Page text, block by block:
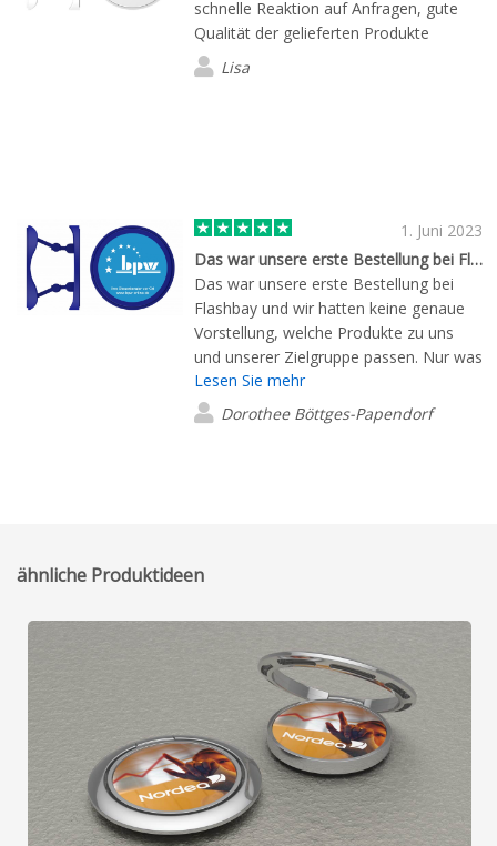
schnelle Reaktion auf Anfragen, gute
Qualität der gelieferten Produkte
Lisa
1. Juni 2023
Das war unsere erste Bestellung bei Flashbay
Das war unsere erste Bestellung bei
Flashbay und wir hatten keine genaue
Vorstellung, welche Produkte zu uns
und unserer Zielgruppe passen. Nur was
"Digitales" sollte es sein. Der
Vertriebsmitarbeiter hat uns bei der
Auswahl fachkundig und geduldig
Lesen Sie mehr
Dorothee Böttges-Papendorf
ähnliche Produktideen